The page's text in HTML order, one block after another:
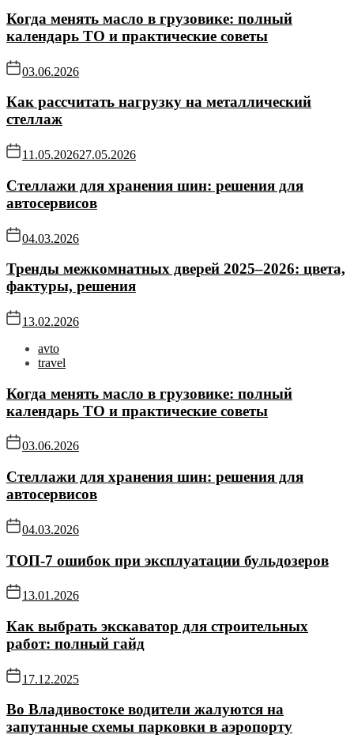
Когда менять масло в грузовике: полный
календарь ТО и практические советы
03.06.2026
Как рассчитать нагрузку на металлический
стеллаж
11.05.202627.05.2026
Стеллажи для хранения шин: решения для
автосервисов
04.03.2026
Тренды межкомнатных дверей 2025–2026: цвета,
фактуры, решения
13.02.2026
avto
travel
Когда менять масло в грузовике: полный
календарь ТО и практические советы
03.06.2026
Стеллажи для хранения шин: решения для
автосервисов
04.03.2026
ТОП-7 ошибок при эксплуатации бульдозеров
13.01.2026
Как выбрать экскаватор для строительных
работ: полный гайд
17.12.2025
Во Владивостоке водители жалуются на
запутанные схемы парковки в аэропорту